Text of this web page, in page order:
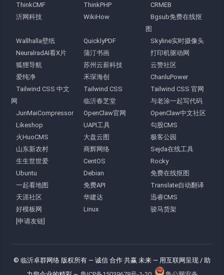
ThinkCMF
ThinkPHP
CRMEB
沂网科技
WikiHow
Bgsub免费在线抠
图
Wallhalla壁纸
QuicklyPDF
Skyline实时摄像头
NeuralradAI看X片
蒲汀书画
打印机驱动网
狐狸导航
苏州云薪科技
云赞社区
爱纯净
禾琛海创
ChanluPower
Tailwind CSS 中文
网
Tailwind CSS
Tailwind CSS 官网
临沂春芝堂
与老涂一起写代码
JunMaiCompressor
OpenClaw官网
OpenClaw中文社区
Likeshop
UAPI工具
勾股CMS
火HuoCMS
大盘云图
极客公园
山东新农村
商辉网络
Sejda在线工具
生生世世爱
CentOS
Rocky
Ubuntu
Debian
免费在线抠图
一起看地图
免费API
Translate自动翻译
天涯社区
华建达
迅睿CMS
好模板网
Linux
骏马货架
[申请友链]
© 临沂卓群网络 版权所有 — 诚信 合作 共赢 未来 — 用互联网呈现 / 助